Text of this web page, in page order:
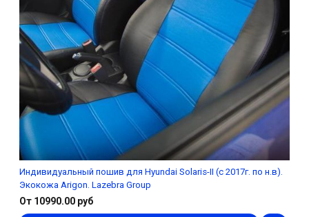
Индивидуальный пошив для Hyundai Solaris-II (с 2017г. по н.в).
Экокожа Arigon. Lazebra Group
От 10990.00 руб